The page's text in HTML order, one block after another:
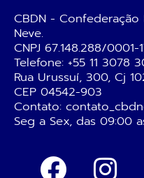
CBDN -
Neve.
CNPJ 67.148.288/0001-
Telefone: +55 11 3078
Rua Urussuí, 300, Cj
CEP 04542-903
Contato:
Seg a Sex, das 09:00